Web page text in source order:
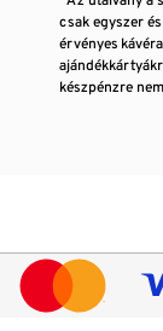
csak egyszer
érvényes
készpénzre